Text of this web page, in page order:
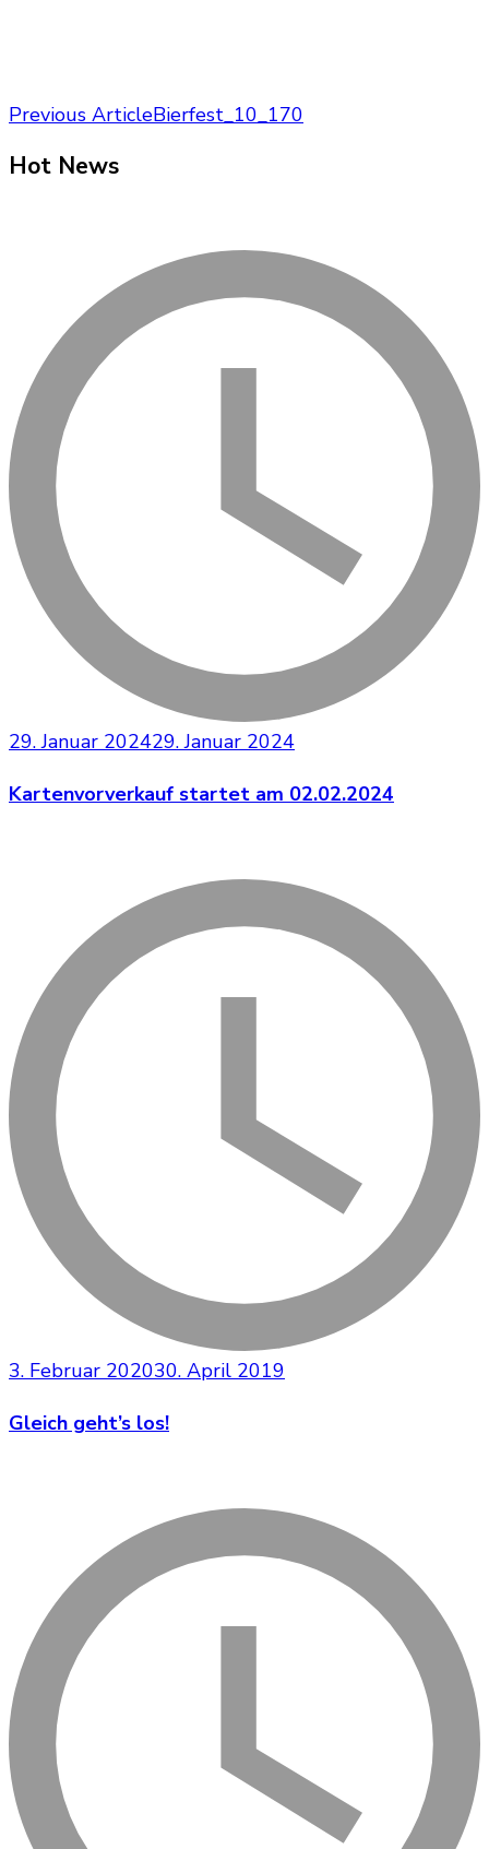
Post
Navigation
Previous ArticleBierfest_10_170
Hot News
29. Januar 202429. Januar 2024
Kartenvorverkauf startet am 02.02.2024
3. Februar 202030. April 2019
Gleich geht’s los!